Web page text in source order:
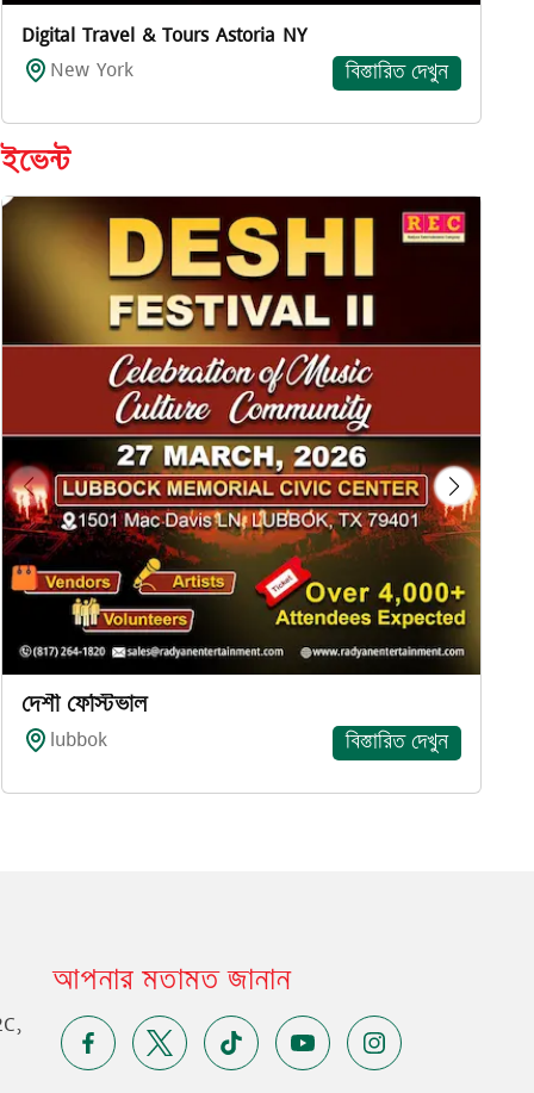
ইভেন্ট
Meet Shake Hasan
San Fran ...
বিস্তারিত দেখুন
আপনার মতামত জানান